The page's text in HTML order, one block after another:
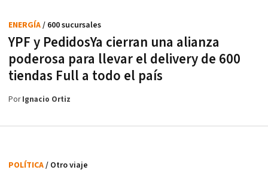
YPF y PedidosYa cierran una alianza
poderosa para llevar el delivery de 600
tiendas Full a todo el país
ENERGÍA/ 600 sucursales
PorIgnacio Ortiz
POLÍTICA/ Otro viaje